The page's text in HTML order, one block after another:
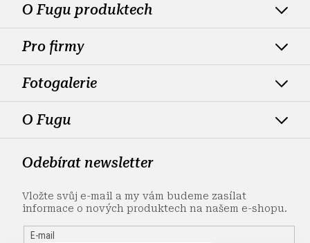
O Fugu produktech
Pro firmy
Fotogalerie
O Fugu
Odebírat newsletter
Vložte svůj e-mail a my vám budeme zasílat
informace o nových produktech na našem e-shopu.
E-mail